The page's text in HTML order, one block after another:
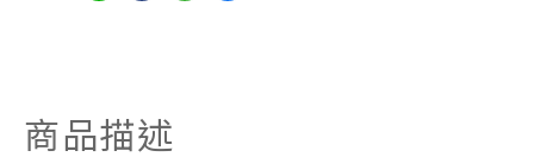
商品描述